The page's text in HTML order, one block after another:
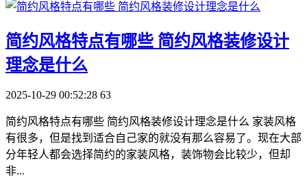
​简约风格特点有哪些 简约风格装修设计
理念是什么
2025-10-29 00:52:28 63
简约风格特点有哪些 简约风格装修设计理念是什么 家装风格
有很多，但是找到适合自己家的就没有那么容易了。现在大部
分年轻人都会选择简约的家装风格，装饰物会比较少，但却
非...